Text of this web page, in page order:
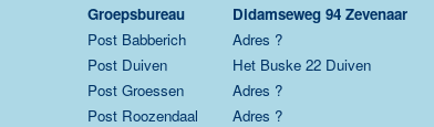
Groepsbureau
Didamseweg 94 Zevenaar
Post Babberich
Adres ?
Post Duiven
Het Buske 22 Duiven
Post Groessen
Adres ?
Post Roozendaal
Adres ?